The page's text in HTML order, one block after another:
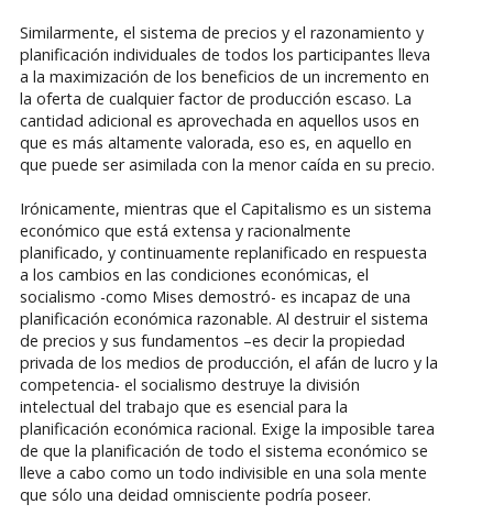
Similarmente, el sistema de precios y el razonamiento y
planificación individuales de todos los participantes lleva
a la maximización de los beneficios de un incremento en
la oferta de cualquier factor de producción escaso. La
cantidad adicional es aprovechada en aquellos usos en
que es más altamente valorada, eso es, en aquello en
que puede ser asimilada con la menor caída en su precio.
Irónicamente, mientras que el Capitalismo es un sistema
económico que está extensa y racionalmente
planificado, y continuamente replanificado en respuesta
a los cambios en las condiciones económicas, el
socialismo -como Mises demostró- es incapaz de una
planificación económica razonable. Al destruir el sistema
de precios y sus fundamentos –es decir la propiedad
privada de los medios de producción, el afán de lucro y la
competencia- el socialismo destruye la división
intelectual del trabajo que es esencial para la
planificación económica racional. Exige la imposible tarea
de que la planificación de todo el sistema económico se
lleve a cabo como un todo indivisible en una sola mente
que sólo una deidad omnisciente podría poseer.